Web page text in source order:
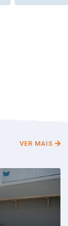
VER MAIS